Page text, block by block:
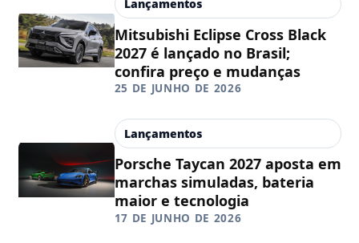
Lançamentos
Mitsubishi Eclipse Cross Black
2027 é lançado no Brasil;
confira preço e mudanças
25 DE JUNHO DE 2026
Lançamentos
Porsche Taycan 2027 aposta em
marchas simuladas, bateria
maior e tecnologia
17 DE JUNHO DE 2026